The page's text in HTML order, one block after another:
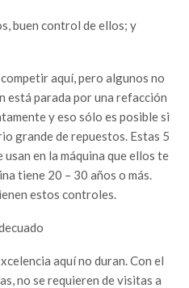
buen control de ellos; y
aquí, pero algunos no
está parada por una refacción
y eso sólo es posible si
grande de repuestos. Estas 5
en la máquina que ellos te
tiene 20 – 30 años o más.
estos controles.
aquí no duran. Con el
no se requieren de visitas a